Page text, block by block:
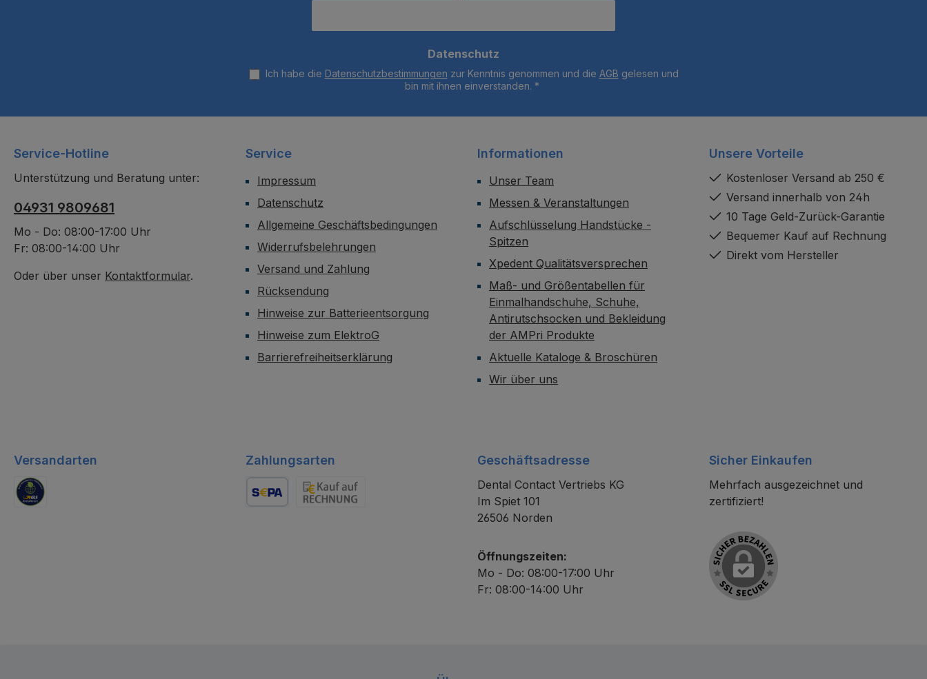
Datenschutz
Ich habe die Datenschutzbestimmungen zur Kenntnis genommen und die AGB gelesen und
bin mit ihnen einverstanden. *
Service-Hotline
Unterstützung und Beratung unter:
04931 9809681
Mo - Do: 08:00-17:00 Uhr
Fr: 08:00-14:00 Uhr
Oder über unser Kontaktformular.
Service
Impressum
Datenschutz
Allgemeine Geschäftsbedingungen
Widerrufsbelehrungen
Versand und Zahlung
Rücksendung
Hinweise zur Batterieentsorgung
Hinweise zum ElektroG
Barrierefreiheitserklärung
Informationen
Unser Team
Messen & Veranstaltungen
Aufschlüsselung Handstücke -
Spitzen
Xpedent Qualitätsversprechen
Maß- und Größentabellen für
Einmalhandschuhe, Schuhe,
Antirutschsocken und Bekleidung
der AMPri Produkte
Aktuelle Kataloge & Broschüren
Wir über uns
Unsere Vorteile
Kostenloser Versand ab 250 €
Versand innerhalb von 24h
10 Tage Geld-Zurück-Garantie
Bequemer Kauf auf Rechnung
Direkt vom Hersteller
Versandarten Zahlungsarten Geschäftsadresse
Dental Contact Vertriebs KG
Im Spiet 101
26506 Norden
Öffnungszeiten:
Mo - Do: 08:00-17:00 Uhr
Fr: 08:00-14:00 Uhr
Sicher Einkaufen
Mehrfach ausgezeichnet und
zertifiziert!